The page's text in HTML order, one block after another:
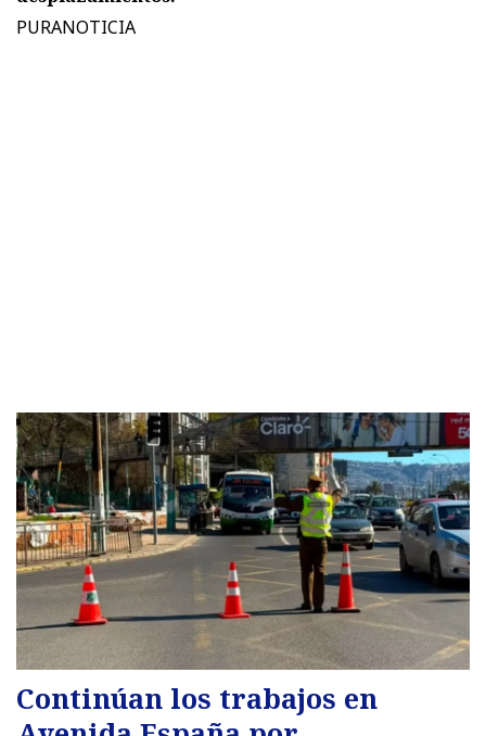
PURANOTICIA
Continúan los trabajos en